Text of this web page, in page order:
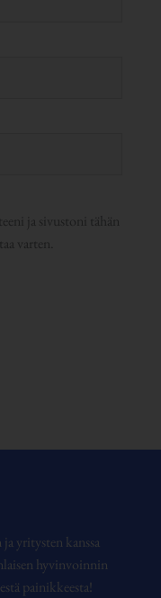
ja sivustoni tähän
varten.
yritysten kanssa
hyvinvoinnin
painikkeesta!